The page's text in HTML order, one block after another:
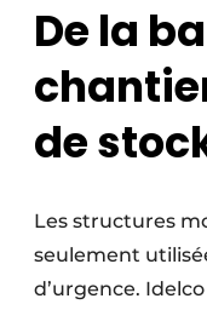
De la
de
Les structures
seulement
d’urgence.